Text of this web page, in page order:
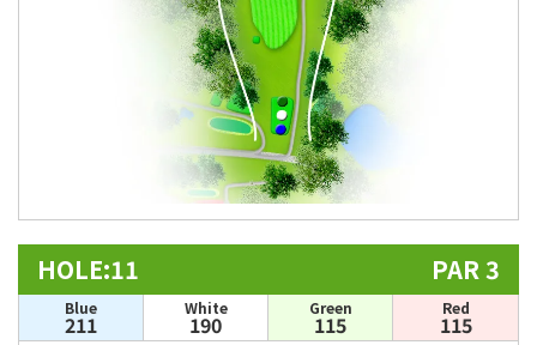
HOLE:11 PAR 3
Blue
211
White
190
Green
115
Red
115